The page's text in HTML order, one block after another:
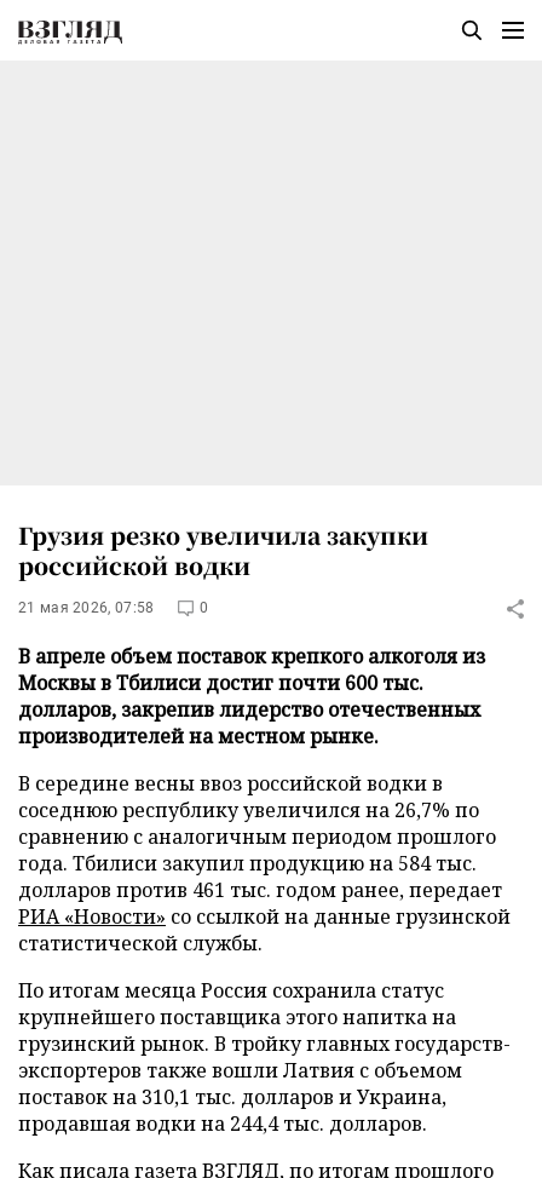
Грузия резко увеличила закупки
российской водки
21 мая 2026, 07:58 0
В апреле объем поставок крепкого алкоголя из
Москвы в Тбилиси достиг почти 600 тыс.
долларов, закрепив лидерство отечественных
производителей на местном рынке.
В середине весны ввоз российской водки в
соседнюю республику увеличился на 26,7% по
сравнению с аналогичным периодом прошлого
года. Тбилиси закупил продукцию на 584 тыс.
долларов против 461 тыс. годом ранее, передает
РИА «Новости» со ссылкой на данные грузинской
статистической службы.
По итогам месяца Россия сохранила статус
крупнейшего поставщика этого напитка на
грузинский рынок. В тройку главных государств-
экспортеров также вошли Латвия с объемом
поставок на 310,1 тыс. долларов и Украина,
продавшая водки на 244,4 тыс. долларов.
Как писала газета ВЗГЛЯД, по итогам прошлого